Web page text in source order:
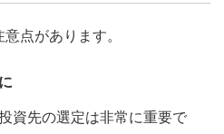
点があります。
資先の選定は非常に重要で